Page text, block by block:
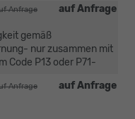
auf Anfrage
Anfrage
gemäß
nur zusammen mit
Code P13 oder P71-
auf Anfrage
Anfrage